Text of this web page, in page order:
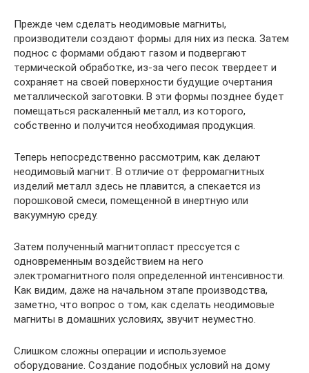
Прежде чем сделать неодимовые магниты,
производители создают формы для них из песка. Затем
поднос с формами обдают газом и подвергают
термической обработке, из-за чего песок твердеет и
сохраняет на своей поверхности будущие очертания
металлической заготовки. В эти формы позднее будет
помещаться раскаленный металл, из которого,
собственно и получится необходимая продукция.
Теперь непосредственно рассмотрим, как делают
неодимовый магнит. В отличие от ферромагнитных
изделий металл здесь не плавится, а спекается из
порошковой смеси, помещенной в инертную или
вакуумную среду.
Затем полученный магнитопласт прессуется с
одновременным воздействием на него
электромагнитного поля определенной интенсивности.
Как видим, даже на начальном этапе производства,
заметно, что вопрос о том, как сделать неодимовые
магниты в домашних условиях, звучит неуместно.
Слишком сложны операции и используемое
оборудование. Создание подобных условий на дому